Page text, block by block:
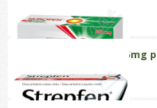
Strepfen 8.75mg